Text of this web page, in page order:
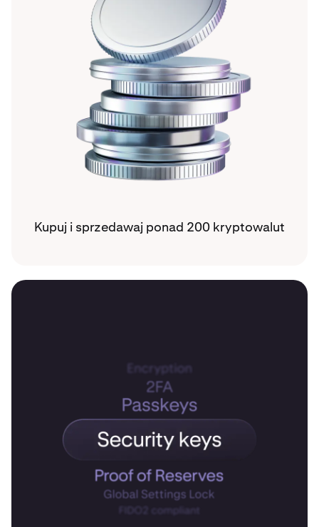
Kupuj i sprzedawaj ponad 200 kryptowalut